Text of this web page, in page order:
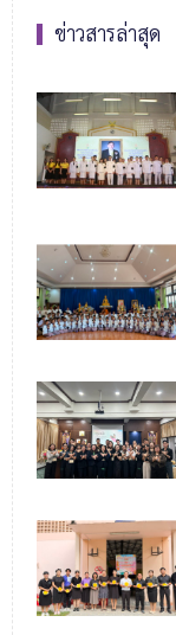
ข่าวสารล่าสุด